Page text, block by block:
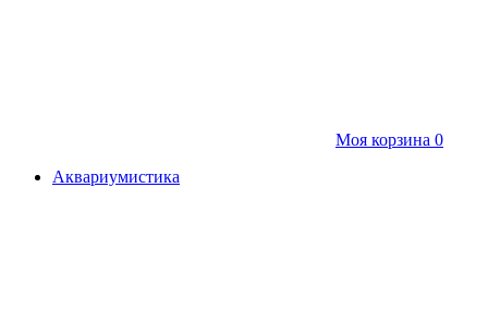
Моя корзина 0
Аквариумистика